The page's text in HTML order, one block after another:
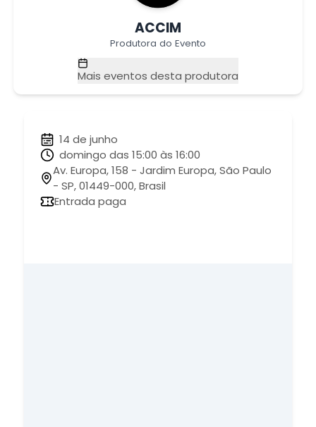
ACCIM
Produtora do Evento
Mais eventos desta produtora
14 de junho
domingo das 15:00 às 16:00
Av. Europa, 158 - Jardim Europa, São Paulo
- SP, 01449-000, Brasil
Entrada paga